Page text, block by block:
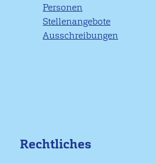
Personen
Stellenangebote
Ausschreibungen
Rechtliches